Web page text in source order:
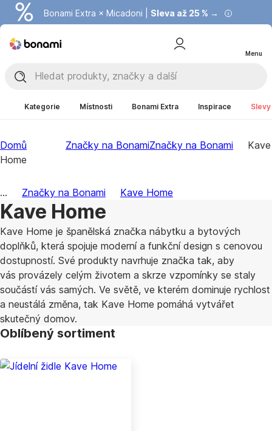
Bonami Extra × Micadoni | Sleva až 25 % →
Summer Sale | Ušetřete až 40 % →
Menu
Kategorie Místnosti Bonami Extra Inspirace
Domů Značky na BonamiZnačky na Bonami
Kave
Home
... Značky na Bonami Kave Home
Kave Home
Kave Home je španělská značka nábytku a bytových
doplňků, která spojuje moderní a funkční design s cenovou
dostupností. Své produkty navrhuje značka tak, aby
vás provázely celým životem a skrze vzpomínky se staly
součástí vás samých. Ve světě, ve kterém dominuje rychlost
a neustálá změna, tak Kave Home pomáhá vytvářet
skutečný domov.
Oblíbený sortiment